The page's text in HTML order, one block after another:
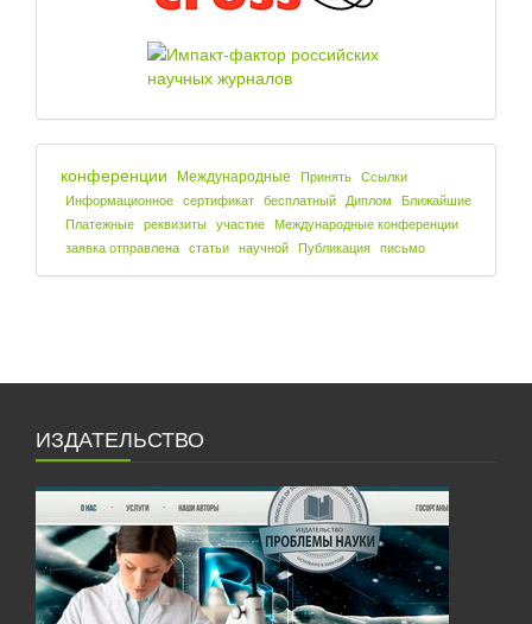
конференции Международные Принять Ссылки
Информационное сертификат бесплатный Диплом Ближайшие
Платежные реквизиты участие Международные конференции
заявка отправлена статьи научной Публикация письмо
ИЗДАТЕЛЬСТВО